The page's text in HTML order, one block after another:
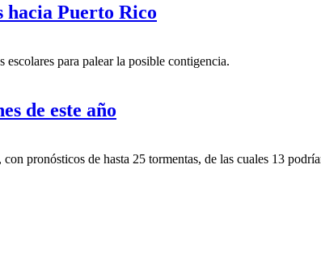
Puerto Rico
para palear la posible contigencia.
de este año
pronósticos de hasta 25 tormentas, de las cuales 13